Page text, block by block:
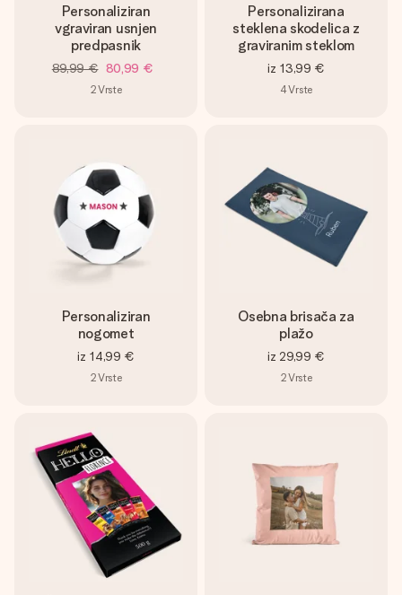
Personaliziran
vgraviran usnjen
predpasnik
89,99 € 80,99 €
2Vrste
Personalizirana
steklena skodelica z
graviranim steklom
iz 13,99 €
4Vrste
Personaliziran
nogomet
iz 14,99 €
2Vrste
Osebna brisača za
plažo
iz 29,99 €
2Vrste